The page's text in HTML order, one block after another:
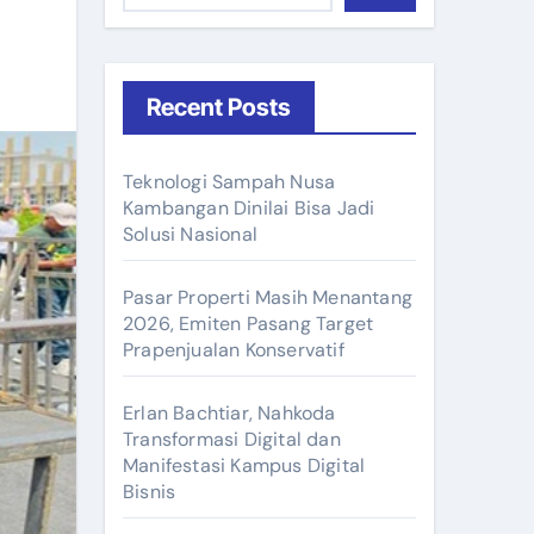
Recent Posts
Teknologi Sampah Nusa
Kambangan Dinilai Bisa Jadi
Solusi Nasional
Pasar Properti Masih Menantang
2026, Emiten Pasang Target
Prapenjualan Konservatif
Erlan Bachtiar, Nahkoda
Transformasi Digital dan
Manifestasi Kampus Digital
Bisnis